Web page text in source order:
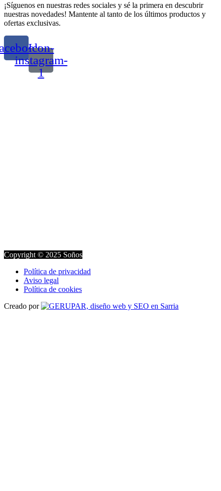
¡Síguenos en nuestras redes sociales y sé la primera en descubrir
nuestras novedades! Mantente al tanto de los últimos productos y
ofertas exclusivas.
Icon-
instagram-
1
Copyright © 2025 Soños
Política de privacidad
Aviso legal
Política de cookies
Creado por